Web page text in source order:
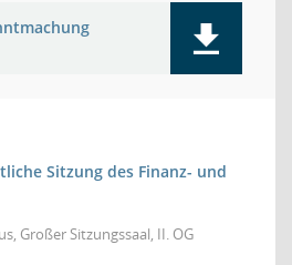
Sitzung des Finanz- und
Großer Sitzungssaal, II. OG